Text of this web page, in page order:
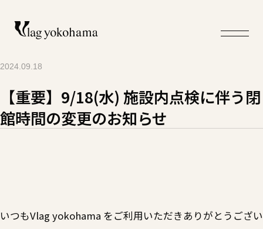
【重要】9/18(水) 施設内点検に伴う閉
館時間の変更のお知らせ
2024.09.18
いつもVlag yokohama をご利用いただきありがとうござい